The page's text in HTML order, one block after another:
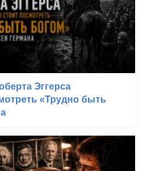
Эггерса
«Трудно быть